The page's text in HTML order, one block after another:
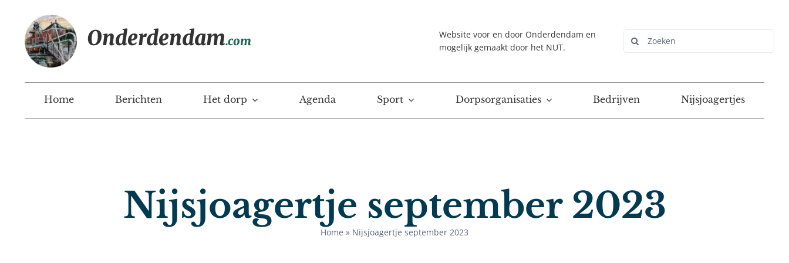
inhoud
Onderdendam.com
Website voor en door Onderdendam en
mogelijk gemaakt door het NUT.
Zoeken
Home Berichten Het dorp Agenda Sport Dorpsorganisaties Bedrijven Nijsjoagertjes
Nijsjoagertje september 2023
Home » Nijsjoagertje september 2023